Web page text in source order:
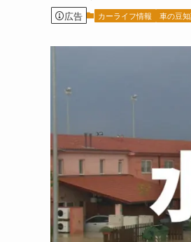
広告 カーライフ情報 車の豆